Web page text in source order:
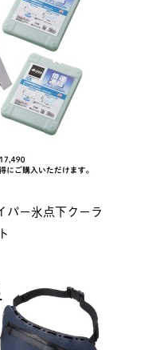
パー氷点下クーラ